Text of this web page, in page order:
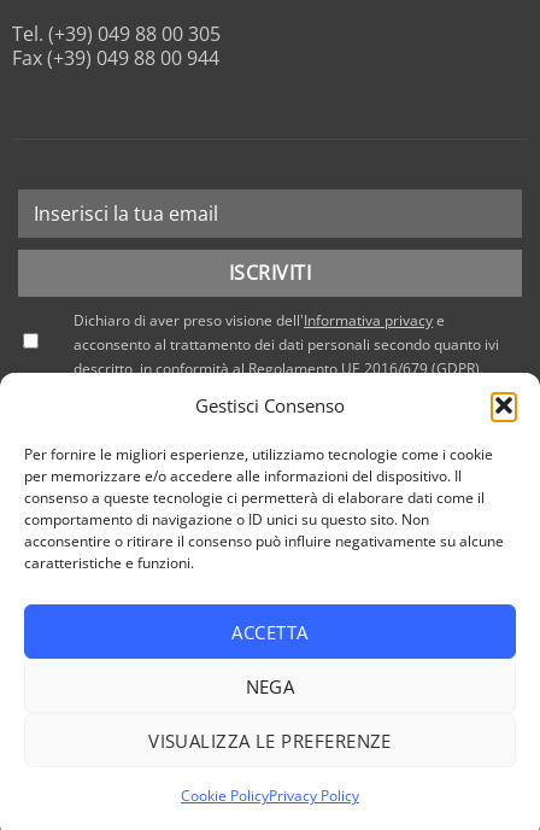
Gestisci Consenso
Per fornire le migliori esperienze, utilizziamo tecnologie come i cookie
per memorizzare e/o accedere alle informazioni del dispositivo. Il
consenso a queste tecnologie ci permetterà di elaborare dati come il
comportamento di navigazione o ID unici su questo sito. Non
acconsentire o ritirare il consenso può influire negativamente su alcune
caratteristiche e funzioni.
ACCETTA
NEGA
VISUALIZZA LE PREFERENZE
Cookie PolicyPrivacy Policy
Tel. (+39) 049 88 00 305
Fax (+39) 049 88 00 944
Dichiaro di aver preso visione dell'Informativa privacye
acconsento al trattamento dei dati personali secondo quanto ivi
descritto, in conformità al Regolamento UE 2016/679 (GDPR).
PRIVACY POLICY COOKIE POLICY (UE)
Copyright 2026 © Tutti i diritti riservati / NEF Nord Est Fair srl
- fax +39 049 8800944 - email: giulia@fierenef.com / p.iva &